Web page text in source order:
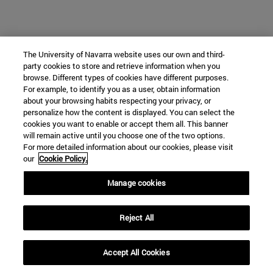
The University of Navarra website uses our own and third-
party cookies to store and retrieve information when you
browse. Different types of cookies have different purposes.
For example, to identify you as a user, obtain information
about your browsing habits respecting your privacy, or
personalize how the content is displayed. You can select the
cookies you want to enable or accept them all. This banner
will remain active until you choose one of the two options.
For more detailed information about our cookies, please visit
our Cookie Policy.
Manage cookies
Reject All
Accept All Cookies